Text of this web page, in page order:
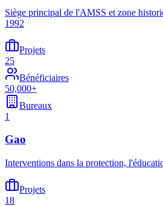
Siège principal de l'AMSS et zone
1992
Projets
25
Bénéficiaires
50,000+
Bureaux
1
Gao
Interventions dans la protection,
Projets
18